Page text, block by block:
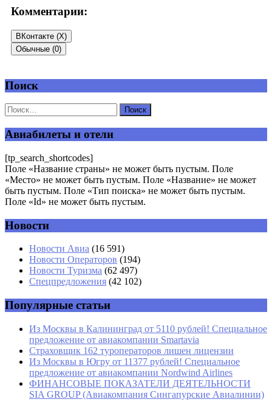
Комментарии:
ВКонтакте (X)
Обычные (0)
Добавить комментарий
Ваш адрес email не будет опубликован.
Имя *
Email*
Поиск
Авиабилеты и отели
[tp_search_shortcodes]
Поле «Название страны» не может быть пустым. Поле
«Место» не может быть пустым. Поле «Название» не может
быть пустым. Поле «Тип поиска» не может быть пустым.
Поле «Id» не может быть пустым.
Новости
Новости Авиа (16 591)
Новости Операторов (194)
Новости Туризма (62 497)
Спецпредложения (42 102)
Популярные статьи
Из Москвы в Калининград от 5110 рублей! Специальное
предложение от авиакомпании Smartavia
Страховщик 162 туроператоров лишен лицензии
Из Москвы в Югру от 11377 рублей! Специальное
предложение от авиакомпании Nordwind Airlines
ФИНАНСОВЫЕ ПОКАЗАТЕЛИ ДЕЯТЕЛЬНОСТИ
SIA GROUP (Авиакомпания Сингапурские Авиалинии)